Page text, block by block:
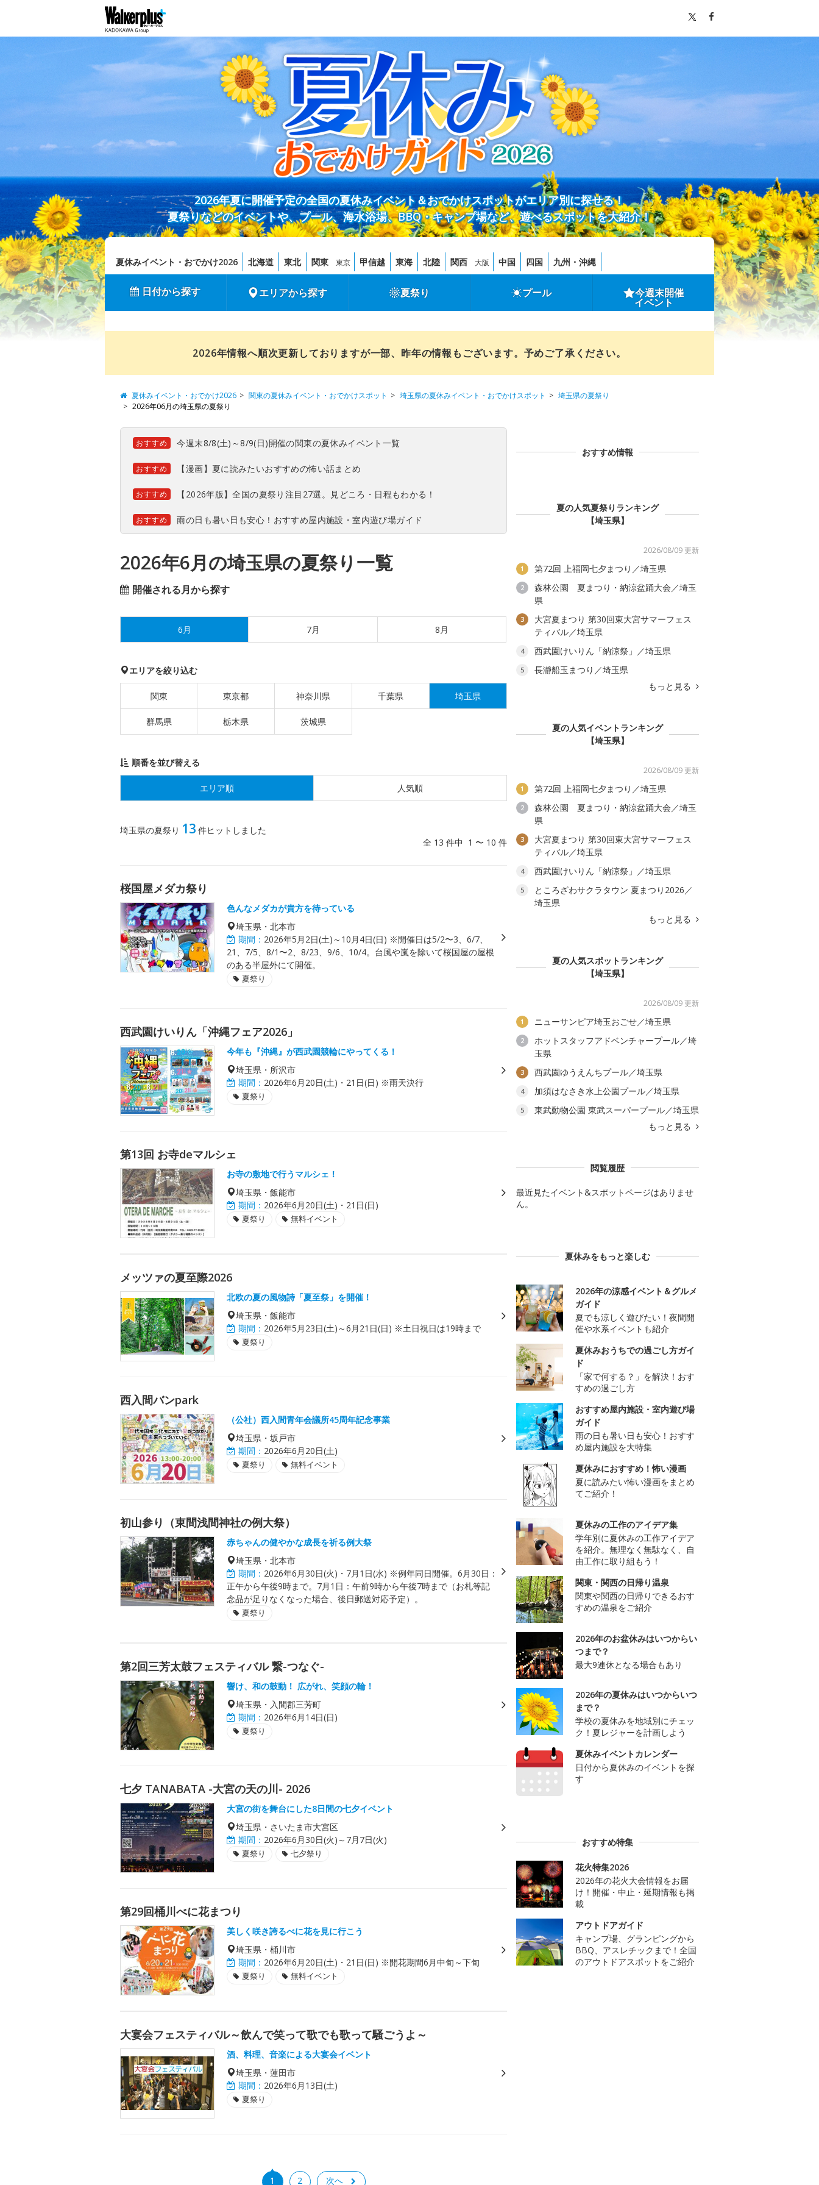
2026年夏に開催予定の全国の夏休みイベント＆おでかけスポットがエリア別に探せる！
夏祭りなどのイベントや、プール、海水浴場、BBQ・キャンプ場など、遊べるスポットを大紹介！
夏休みイベント・おでかけ2026 北海道 東北 関東 東京 甲信越 東海 北陸 関西 大阪 中国 四国 九州・沖縄
日付から探す エリアから探す 夏祭り プール 今週末開催
イベント
2026年情報へ順次更新しておりますが一部、昨年の情報もございます。予めご了承ください。
夏休みイベント・おでかけ2026 関東の夏休みイベント・おでかけスポット 埼玉県の夏休みイベント・おでかけスポット
埼玉県の夏祭り
2026年06月の埼玉県の夏祭り
おすすめ 今週末8/8(土)～8/9(日)開催の関東の夏休みイベント一覧
おすすめ 【漫画】夏に読みたいおすすめの怖い話まとめ
おすすめ 【2026年版】全国の夏祭り注目27選。見どころ・日程もわかる！
おすすめ 雨の日も暑い日も安心！おすすめ屋内施設・室内遊び場ガイド
2026年6月の埼玉県の夏祭り一覧
開催される月から探す
6月 7月 8月
エリアを絞り込む
関東 東京都 神奈川県 千葉県 埼玉県
群馬県 栃木県 茨城県
順番を並び替える
エリア順 人気順
埼玉県の夏祭り 13 件ヒットしました
全 13 件中 1 〜 10 件
桜国屋メダカ祭り
色んなメダカが貴方を待っている
埼玉県・北本市
期間： 2026年5月2日(土)～10月4日(日) ※開催日は5/2〜3、6/7、
21、7/5、8/1〜2、8/23、9/6、10/4。台風や嵐を除いて桜国屋の屋根
のある半屋外にて開催。
夏祭り
西武園けいりん「沖縄フェア2026」
今年も『沖縄』が西武園競輪にやってくる！
埼玉県・所沢市
期間： 2026年6月20日(土)・21日(日) ※雨天決行
夏祭り
第13回 お寺deマルシェ
お寺の敷地で行うマルシェ！
埼玉県・飯能市
期間： 2026年6月20日(土)・21日(日)
夏祭り 無料イベント
メッツァの夏至際2026
北欧の夏の風物詩「夏至祭」を開催！
埼玉県・飯能市
期間： 2026年5月23日(土)～6月21日(日) ※土日祝日は19時まで
夏祭り
西入間バンpark
（公社）西入間青年会議所45周年記念事業
埼玉県・坂戸市
期間： 2026年6月20日(土)
夏祭り 無料イベント
初山参り（東間浅間神社の例大祭）
赤ちゃんの健やかな成長を祈る例大祭
埼玉県・北本市
期間： 2026年6月30日(火)・7月1日(水) ※例年同日開催。6月30日：
正午から午後9時まで。7月1日：午前9時から午後7時まで（お札等記
念品が足りなくなった場合、後日郵送対応予定）。
夏祭り
第2回三芳太鼓フェスティバル 繋-つなぐ-
響け、和の鼓動！ 広がれ、笑顔の輪！
埼玉県・入間郡三芳町
期間： 2026年6月14日(日)
夏祭り
七夕 TANABATA -大宮の天の川- 2026
大宮の街を舞台にした8日間の七夕イベント
埼玉県・さいたま市大宮区
期間： 2026年6月30日(火)～7月7日(火)
夏祭り 七夕祭り
第29回桶川べに花まつり
美しく咲き誇るべに花を見に行こう
埼玉県・桶川市
期間： 2026年6月20日(土)・21日(日) ※開花期間6月中旬～下旬
夏祭り 無料イベント
大宴会フェスティバル～飲んで笑って歌でも歌って騒ごうよ～
酒、料理、音楽による大宴会イベント
埼玉県・蓮田市
期間： 2026年6月13日(土)
夏祭り
1 2 次へ
おすすめ情報
夏の人気夏祭りランキング
【埼玉県】
2026/08/09 更新
1 第72回 上福岡七夕まつり／埼玉県
2
森林公園 夏まつり・納涼盆踊大会／埼玉
県
3
大宮夏まつり 第30回東大宮サマーフェス
ティバル／埼玉県
4 西武園けいりん「納涼祭」／埼玉県
5
長瀞船玉まつり／埼玉県
もっと見る
夏の人気イベントランキング
【埼玉県】
2026/08/09 更新
1 第72回 上福岡七夕まつり／埼玉県
2
森林公園 夏まつり・納涼盆踊大会／埼玉
県
3
大宮夏まつり 第30回東大宮サマーフェス
ティバル／埼玉県
4 西武園けいりん「納涼祭」／埼玉県
5
ところざわサクラタウン 夏まつり2026／
埼玉県
もっと見る
夏の人気スポットランキング
【埼玉県】
2026/08/09 更新
1 ニューサンピア埼玉おごせ／埼玉県
2
ホットスタッフアドベンチャープール／埼
玉県
3 西武園ゆうえんちプール／埼玉県
4 加須はなさき水上公園プール／埼玉県
5
東武動物公園 東武スーパープール／埼玉県
もっと見る
閲覧履歴
最近見たイベント&スポットページはありませ
ん。
夏休みをもっと楽しむ
2026年の涼感イベント＆グルメ
ガイド
夏でも涼しく遊びたい！夜間開
催や水系イベントも紹介
夏休みおうちでの過ごし方ガイ
ド
「家で何する？」を解決！おす
すめの過ごし方
おすすめ屋内施設・室内遊び場
ガイド
雨の日も暑い日も安心！おすす
め屋内施設を大特集
夏休みにおすすめ！怖い漫画
夏に読みたい怖い漫画をまとめ
てご紹介！
夏休みの工作のアイデア集
学年別に夏休みの工作アイデア
を紹介。無理なく無駄なく、自
由工作に取り組もう！
関東・関西の日帰り温泉
関東や関西の日帰りできるおす
すめの温泉をご紹介
2026年のお盆休みはいつからい
つまで？
最大9連休となる場合もあり
2026年の夏休みはいつからいつ
まで？
学校の夏休みを地域別にチェッ
ク！夏レジャーを計画しよう
夏休みイベントカレンダー
日付から夏休みのイベントを探
す
おすすめ特集
花火特集2026
2026年の花火大会情報をお届
け！開催・中止・延期情報も掲
載
アウトドアガイド
キャンプ場、グランピングから
BBQ、アスレチックまで！全国
のアウトドアスポットをご紹介